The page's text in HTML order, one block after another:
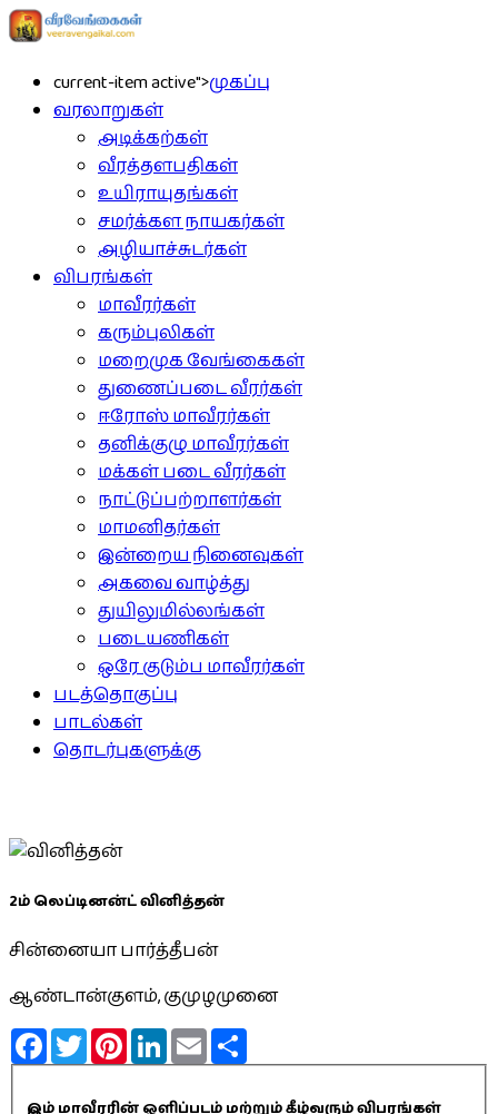
current-item active">முகப்பு
வரலாறுகள்
அடிக்கற்கள்
வீரத்தளபதிகள்
உயிராயுதங்கள்
சமர்க்கள நாயகர்கள்
அழியாச்சுடர்கள்
விபரங்கள்
மாவீரர்கள்
கரும்புலிகள்
மறைமுக வேங்கைகள்
துணைப்படை வீரர்கள்
ஈரோஸ் மாவீரர்கள்
தனிக்குழு மாவீரர்கள்
மக்கள் படை வீரர்கள்
நாட்டுப்பற்றாளர்கள்
மாமனிதர்கள்
இன்றைய நினைவுகள்
அகவை வாழ்த்து
துயிலுமில்லங்கள்
படையணிகள்
ஒரே குடும்ப மாவீரர்கள்
படத்தொகுப்பு
பாடல்கள்
தொடர்புகளுக்கு
2ம் லெப்டினன்ட் வினித்தன்
சின்னையா பார்த்தீபன்
ஆண்டான்குளம், குமுழமுனை
FacebookTwitterPinterestLinkedInEmail
இம் மாவீரரின் ஒளிப்படம் மற்றும் கீழ்வரும் விபரங்கள்